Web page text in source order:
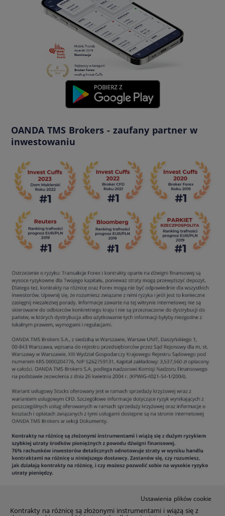
OANDA TMS Brokers - zaufany partner w
inwestowaniu
Ustawienia plików cookie
Kontrakty na różnicę są złożonymi instrumentami i wiążą się z